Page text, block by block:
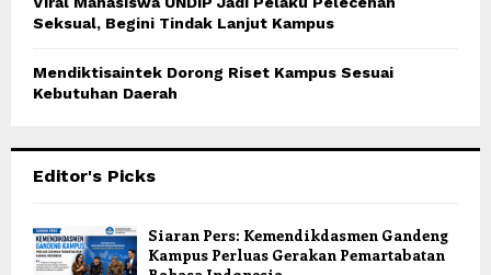
Seksual, Begini Tindak Lanjut Kampus
Mendiktisaintek Dorong Riset Kampus Sesuai
Kebutuhan Daerah
Editor's Picks
Siaran Pers: Kemendikdasmen Gandeng
Kampus Perluas Gerakan Pemartabatan